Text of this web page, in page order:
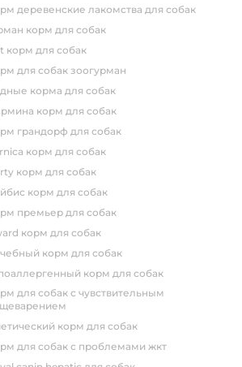
деревенские лакомства для собак
корм для собак
корм для собак
для собак зоогурман
корма для собак
корм для собак
грандорф для собак
корм для собак
корм для собак
корм для собак
премьер для собак
корм для собак
корм для собак
корм для собак
корм для собак
для собак с проблемами жкт